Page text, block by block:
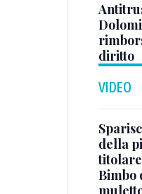
diritto
VIDEO
della
Bimbo